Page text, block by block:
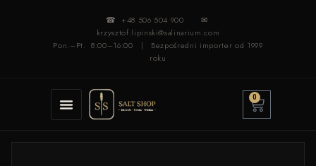
☎ +48 506 504 900
✉
krzysztof.lipinski@salinarium.com
Pon.–Pt. 8:00–16:00 | Bezpośredni importer od 1999
roku
0